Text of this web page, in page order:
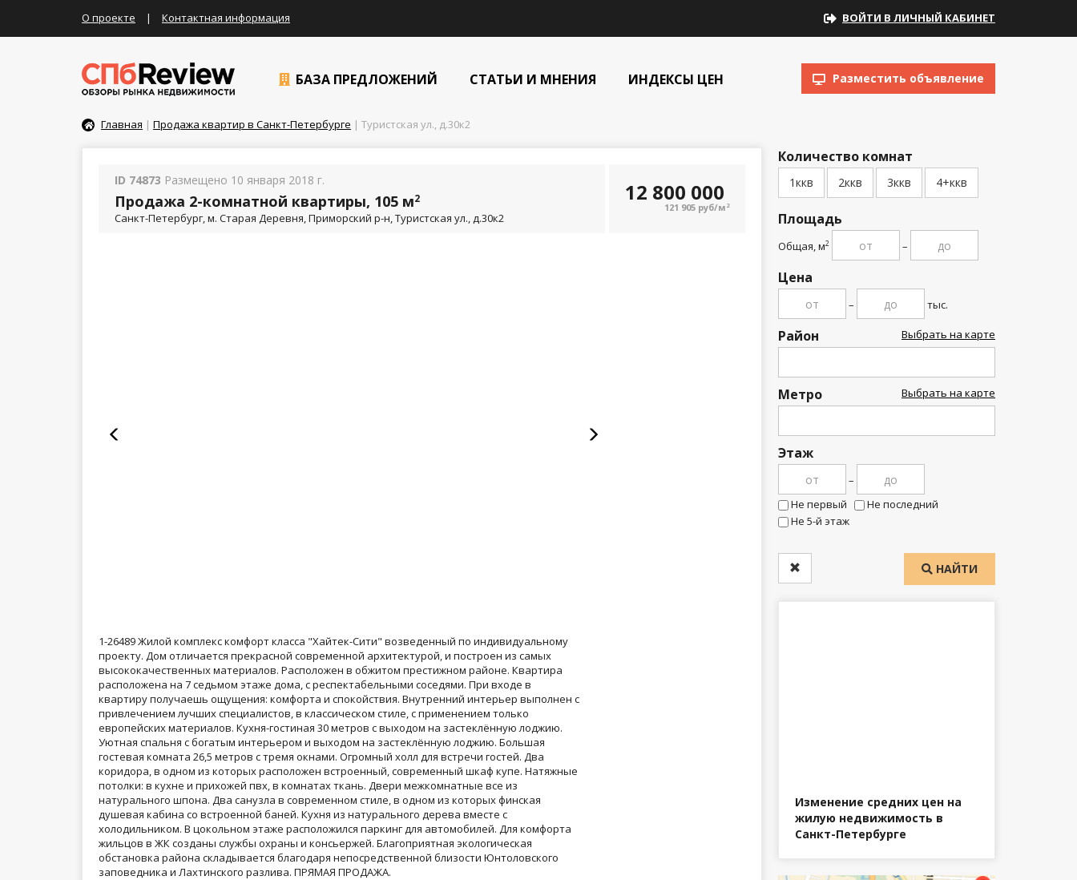
О проекте | Контактная информация ВОЙТИ В ЛИЧНЫЙ КАБИНЕТ
БАЗА ПРЕДЛОЖЕНИЙ СТАТЬИ И МНЕНИЯ ИНДЕКСЫ ЦЕН Разместить объявление
Главная | Продажа квартир в Санкт-Петербурге | Туристская ул., д.30к2
Количество комнат
1ккв 2ккв 3ккв 4+ккв
Площадь
Общая, м2 –
Цена
– тыс.
Район Выбрать на карте
Метро Выбрать на карте
Этаж
–
Не первый
Не последний
Не 5-й этаж
НАЙТИ
Изменение средних цен на
жилую недвижимость в
Санкт-Петербурге
ID 74873 Размещено 10 января 2018 г.
Продажа 2-комнатной квартиры, 105 м2
Санкт-Петербург, м. Старая Деревня, Приморский р-н, Туристская ул., д.30к2
12 800 000
121 905 руб/м 2
1-26489 Жилой комплекс комфорт класса "Хайтек-Сити" возведенный по индивидуальному
проекту. Дом отличается прекрасной современной архитектурой, и построен из самых
высококачественных материалов. Расположен в обжитом престижном районе. Квартира
расположена на 7 седьмом этаже дома, с респектабельными соседями. При входе в
квартиру получаешь ощущения: комфорта и спокойствия. Внутренний интерьер выполнен с
привлечением лучших специалистов, в классическом стиле, с применением только
европейских материалов. Кухня-гостиная 30 метров с выходом на застеклённую лоджию.
Уютная спальня с богатым интерьером и выходом на застеклённую лоджию. Большая
гостевая комната 26,5 метров с тремя окнами. Огромный холл для встречи гостей. Два
коридора, в одном из которых расположен встроенный, современный шкаф купе. Натяжные
потолки: в кухне и прихожей пвх, в комнатах ткань. Двери межкомнатные все из
натурального шпона. Два санузла в современном стиле, в одном из которых финская
душевая кабина со встроенной баней. Кухня из натурального дерева вместе с
холодильником. В цокольном этаже расположился паркинг для автомобилей. Для комфорта
жильцов в ЖК созданы службы охраны и консьержей. Благоприятная экологическая
обстановка района складывается благодаря непосредственной близости Юнтоловского
заповедника и Лахтинского разлива. ПРЯМАЯ ПРОДАЖА.